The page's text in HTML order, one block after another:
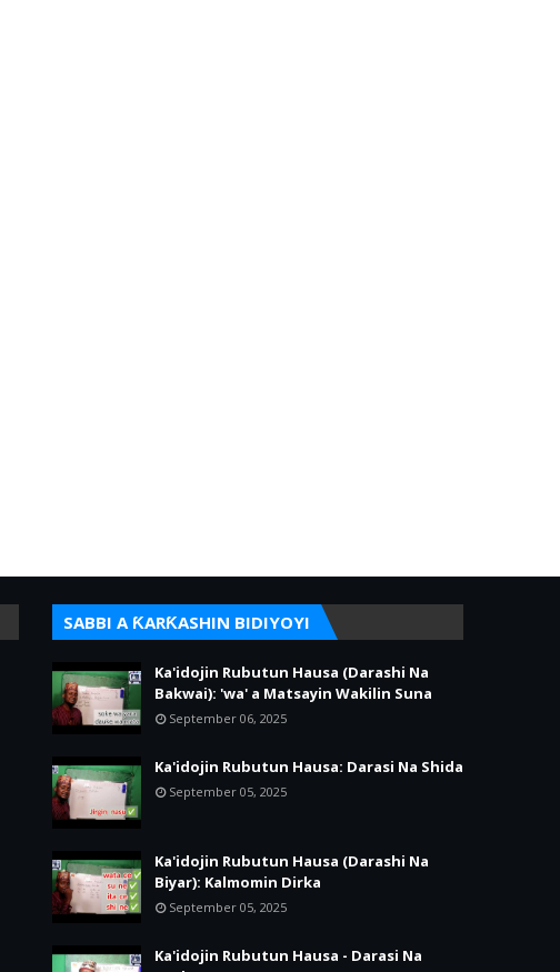
SABBI A ƘARƘASHIN BIDIYOYI
Ka'idojin Rubutun Hausa (Darashi Na
Bakwai): 'wa' a Matsayin Wakilin Suna
September 06, 2025
Ka'idojin Rubutun Hausa: Darasi Na Shida
September 05, 2025
Ka'idojin Rubutun Hausa (Darashi Na
Biyar): Kalmomin Dirka
September 05, 2025
Ka'idojin Rubutun Hausa - Darasi Na